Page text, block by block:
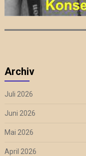
Archiv
Juli 2026
Juni 2026
Mai 2026
April 2026